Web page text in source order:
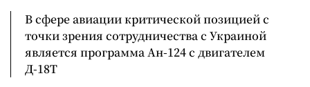
В сфере авиации критической позицией с
точки зрения сотрудничества с Украиной
является программа Ан-124 с двигателем
Д-18Т